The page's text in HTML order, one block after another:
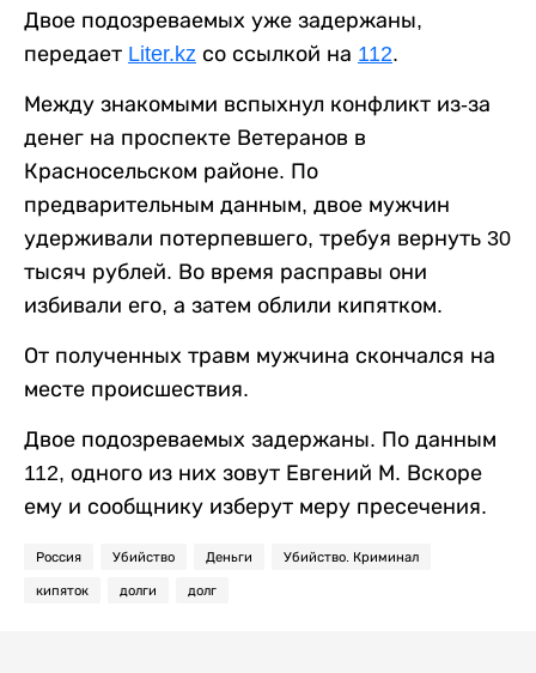
Двое подозреваемых уже задержаны,
передает Liter.kz со ссылкой на 112.
Между знакомыми вспыхнул конфликт из-за
денег на проспекте Ветеранов в
Красносельском районе. По
предварительным данным, двое мужчин
удерживали потерпевшего, требуя вернуть 30
тысяч рублей. Во время расправы они
избивали его, а затем облили кипятком.
От полученных травм мужчина скончался на
месте происшествия.
Двое подозреваемых задержаны. По данным
112, одного из них зовут Евгений М. Вскоре
ему и сообщнику изберут меру пресечения.
Россия Убийство Деньги Убийство. Криминал
кипяток долги долг